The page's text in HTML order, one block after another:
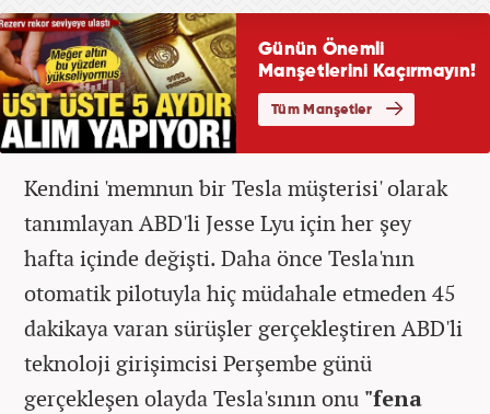
Kendini 'memnun bir Tesla müşterisi' olarak
tanımlayan ABD'li Jesse Lyu için her şey
hafta içinde değişti. Daha önce Tesla'nın
otomatik pilotuyla hiç müdahale etmeden 45
dakikaya varan sürüşler gerçekleştiren ABD'li
teknoloji girişimcisi Perşembe günü
gerçekleşen olayda Tesla'sının onu "fena